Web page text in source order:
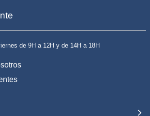
de 9H a 12H y de 14H a 18H